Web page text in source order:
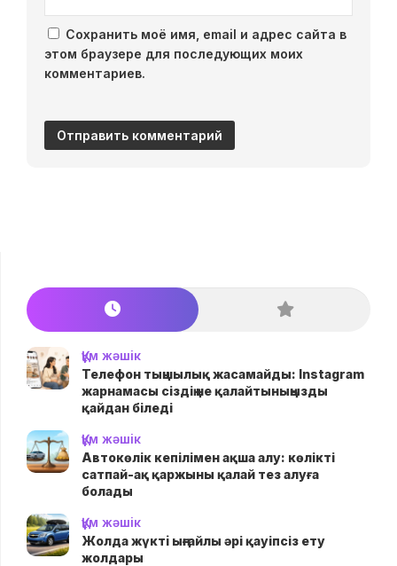
Сохранить моё имя, email и адрес сайта в
этом браузере для последующих моих
комментариев.
Құм жәшік
Телефон тыңшылық жасамайды: Instagram
жарнамасы сіздің не қалайтыныңызды
қайдан біледі
Құм жәшік
Автокөлік кепілімен ақша алу: көлікті
сатпай-ақ қаржыны қалай тез алуға
болады
Құм жәшік
Жолда жүктi ыңғайлы әрі қауіпсіз ету
жолдары